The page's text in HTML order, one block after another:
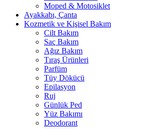
Moped & Motosiklet
Ayakkabı, Çanta
Kozmetik ve Kişisel Bakım
Cilt Bakım
Saç Bakım
Ağız Bakım
Tıraş Ürünleri
Parfüm
Tüy Dökücü
Epilasyon
Ruj
Günlük Ped
Yüz Bakımı
Deodorant